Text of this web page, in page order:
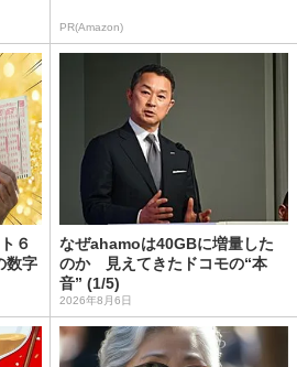
PR(Amazon)
６
数字
なぜahamoは40GBに増量した
のか 見えてきたドコモの“本
音” (1/5)
2026年8月6日